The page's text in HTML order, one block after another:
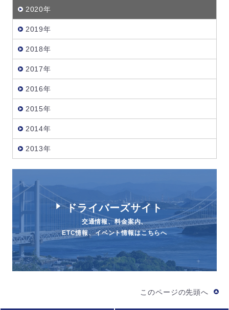
2020年
2019年
2018年
2017年
2016年
2015年
2014年
2013年
ドライバーズサイト
交通情報、料金案内、
ETC情報、イベント情報はこちらへ
このページの先頭へ